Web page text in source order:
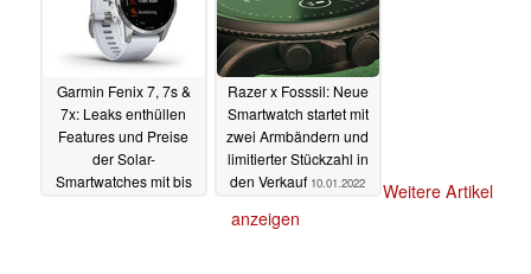
Garmin Fenix 7, 7s &
7x: Leaks enthüllen
Features und Preise
der Solar-
Smartwatches mit bis
Razer x Fosssil: Neue
Smartwatch startet mit
zwei Armbändern und
limitierter Stückzahl in
den Verkauf 10.01.2022
Weitere Artikel
anzeigen